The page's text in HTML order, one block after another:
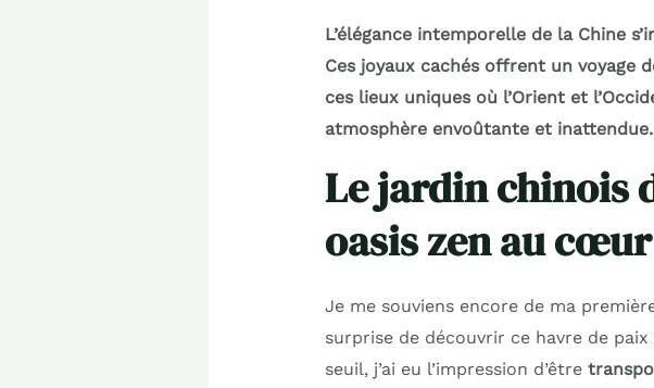
L’élégance intemporelle de la Chine
Ces joyaux cachés offrent un voyage
ces lieux uniques où l’Orient et
atmosphère envoûtante et inattendue.
Le jardin chinois
oasis zen au
Je me souviens encore de ma
surprise de découvrir ce havre de
seuil, j’ai eu l’impression d’être